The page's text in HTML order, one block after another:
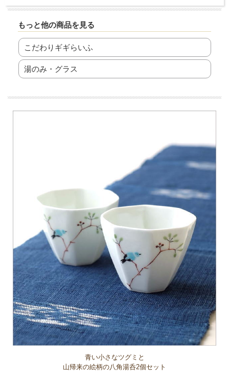
もっと他の商品を見る
こだわりギギらいふ
湯のみ・グラス
青い小さなツグミと
山帰来の絵柄の八角湯呑2個セット